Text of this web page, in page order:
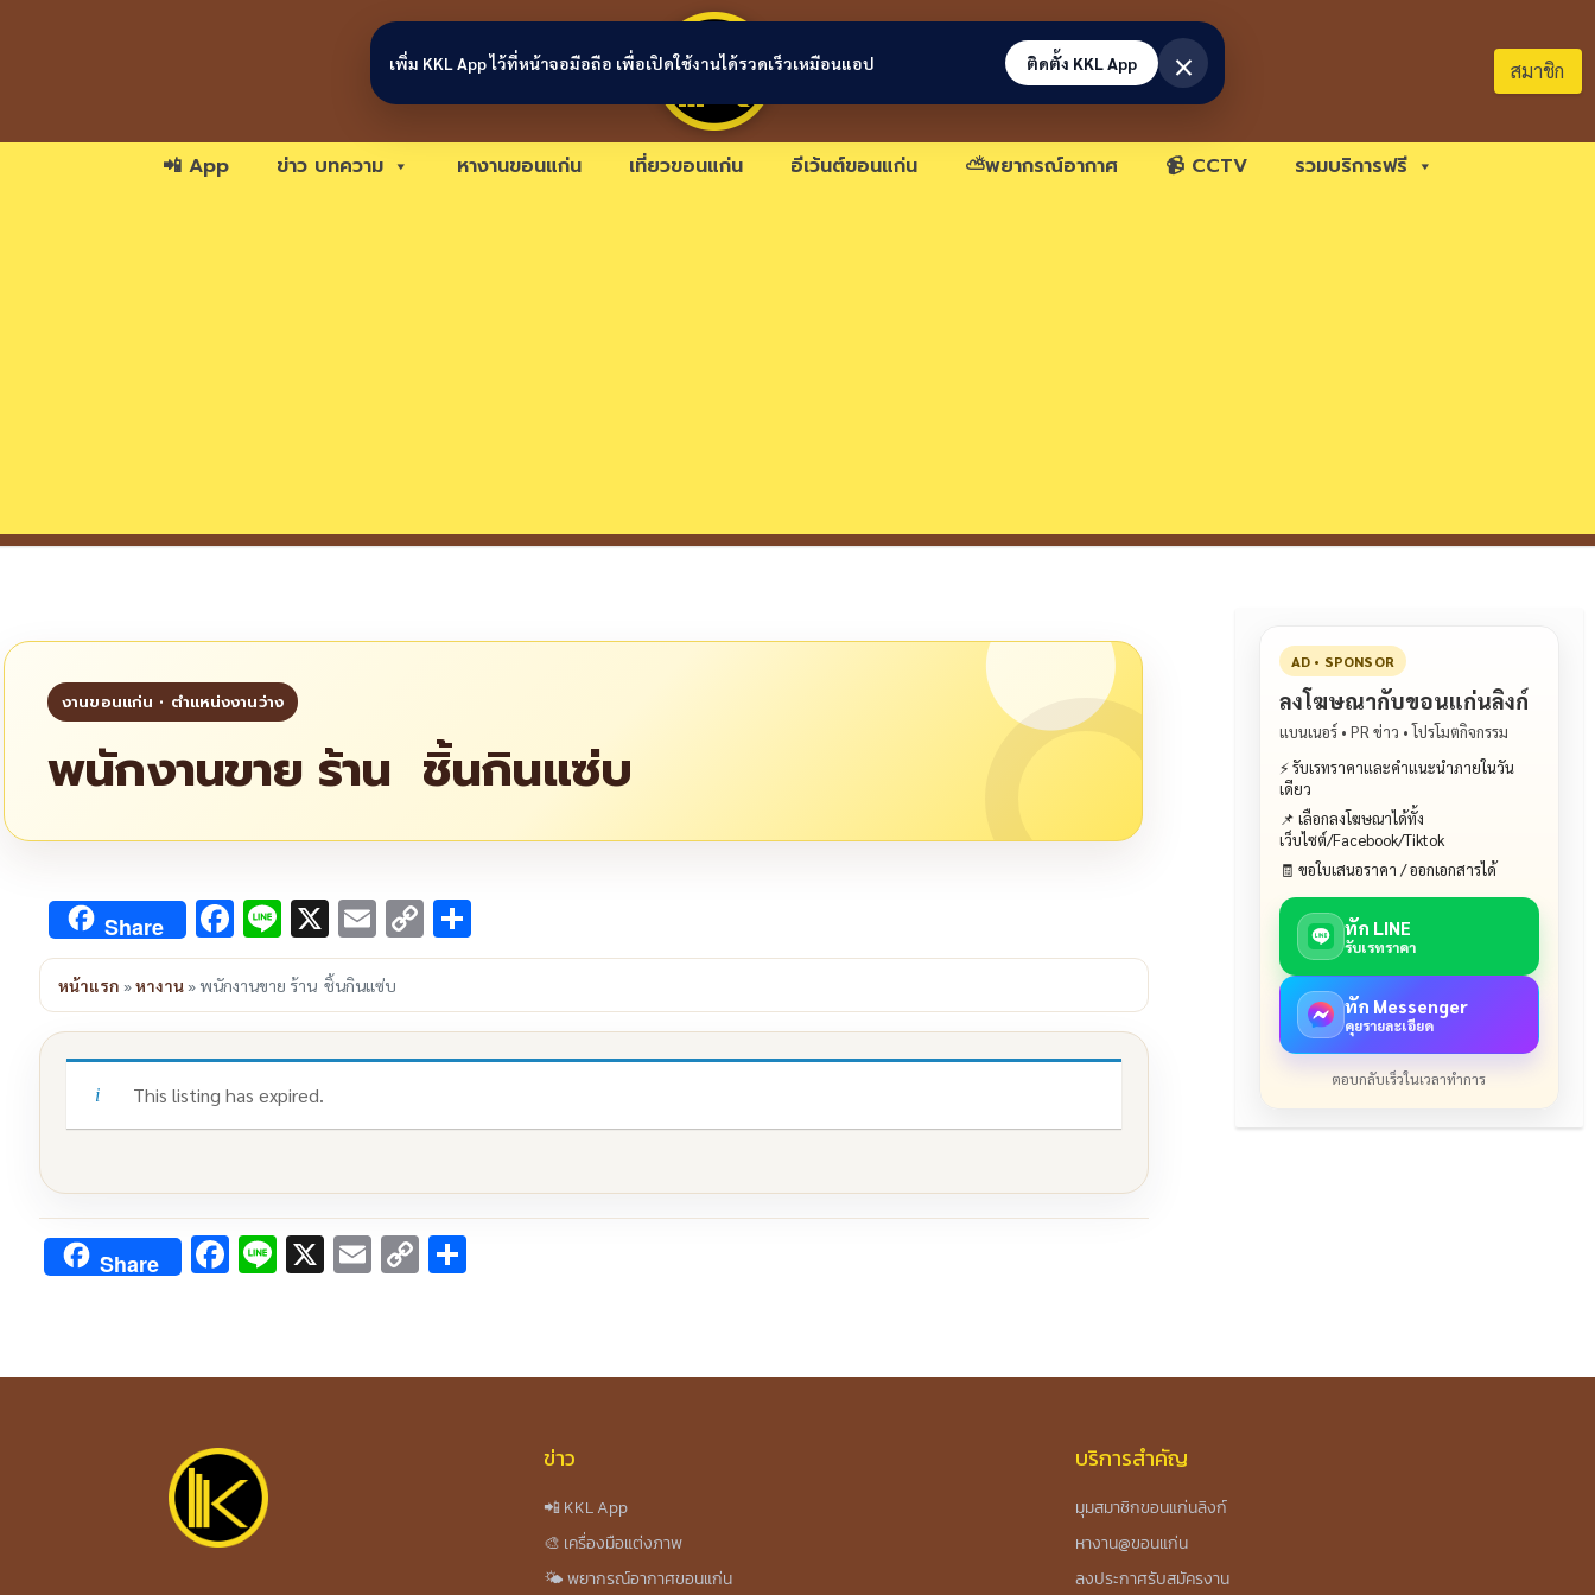
ขอนแก่นลิงก์ สมาชิก
📲 App ข่าว บทความ หางานขอนแก่น เที่ยวขอนแก่น อีเว้นต์ขอนแก่น ⛅พยากรณ์อากาศ 📹 CCTV รวมบริการฟรี
พนักงานขาย ร้าน ชิ้นกินแซ่บ
Share Facebook
Line
X Email
Copy
Link
หน้าแรก »หางาน » พนักงานขาย ร้าน ชิ้นกินแซ่บ
This listing has expired.
Share Facebook
Line
X Email
Copy
AD • SPONSOR
ลงโฆษณากับขอนแก่นลิงก์
แบนเนอร์ • PR ข่าว • โปรโมตกิจกรรม
⚡ รับเรทราคาและคำแนะนำภายในวัน
เดียว
📌 เลือกลงโฆษณาได้ทั้ง
เว็บไซต์/Facebook/Tiktok
🧾 ขอใบเสนอราคา / ออกเอกสารได้
ทัก LINE
รับเรทราคา
ทัก Messenger
คุยรายละเอียด
ตอบกลับเร็วในเวลาทำการ
ข่าว
📲 KKL App
🎨 เครื่องมือแต่งภาพ
🌤️ พยากรณ์อากาศขอนแก่น
บริการสำคัญ
มุมสมาชิกขอนแก่นลิงก์
หางาน@ขอนแก่น
ลงประกาศรับสมัครงาน
เพิ่ม KKL App ไว้ที่หน้าจอมือถือ เพื่อเปิดใช้งานได้รวดเร็วเหมือนแอป ติดตั้ง KKL App ×